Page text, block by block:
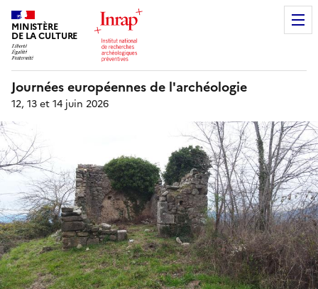
MINISTÈRE
DE LA CULTURE
Journées européennes de l'archéologie
12, 13 et 14 juin 2026